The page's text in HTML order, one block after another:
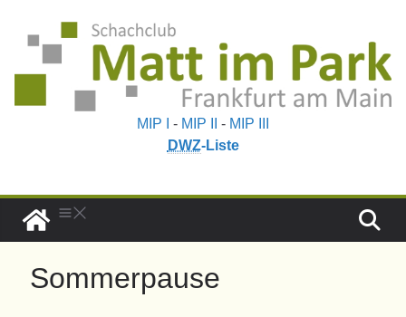
MIP I - MIP II - MIP III
DWZ-Liste
Sommerpause